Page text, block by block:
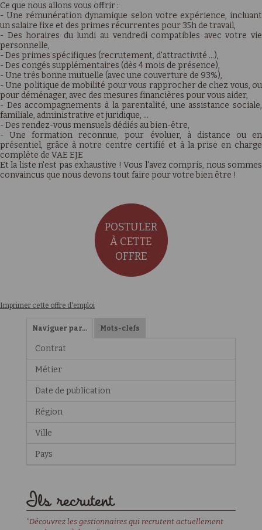
Ce que nous allons vous offrir :
- Une rémunération dynamique selon votre expérience, incluant
un salaire fixe et des primes récurrentes pour 35h de travail,
- Des horaires du lundi au vendredi compatibles avec votre vie
personnelle,
- Des primes spécifiques (recrutement, d'attractivité …),
- Des congés supplémentaires (dès 4 mois de présence),
- Une très bonne mutuelle (avec une couverture de 93%),
- Une politique de mobilité pour vous rapprocher de chez vous, ou
pour déménager, avec des mesures financières pour vous aider,
- Des accompagnements à la parentalité, une assistance sociale,
familiale, administrative et juridique, …
- Des rendez-vous mensuels dédiés au bien-être,
- Une formation reconnue, pour évoluer, à distance ou en
présentiel, grâce à notre centre certifié et à la prise en charge
complète de VAE EJE
Et la liste n'est pas exhaustive ! Vous l'avez compris, nous sommes
convaincus que nous devons tout faire pour votre bien être !
POSTULER
À CETTE
OFFRE
Imprimer cette offre d'emploi
Naviguer par… Mots-clefs
Contrat
Métier
Date de publication
Région
Ville
Pays
Ils recrutent
"Découvrez les gestionnaires qui recrutent actuellement